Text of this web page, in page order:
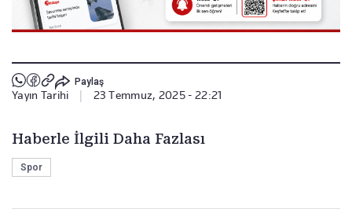
Paylaş
Yayın Tarihi 23 Temmuz, 2025 - 22:21
Haberle İlgili Daha Fazlası
Spor